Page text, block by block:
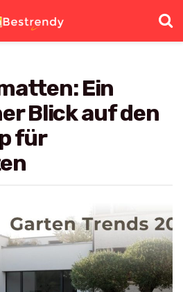
Ein
Blick auf den
für